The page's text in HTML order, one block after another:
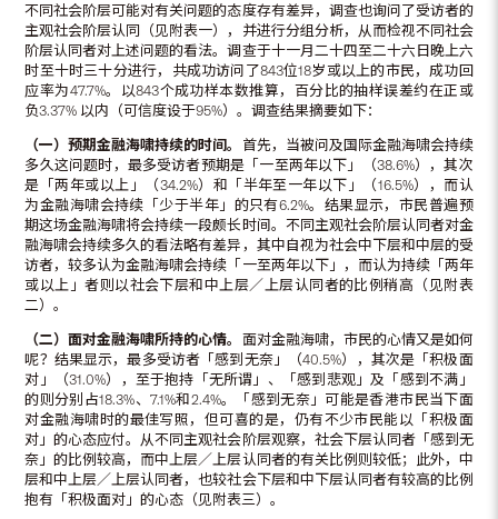
不同社会阶层可能对有关问题的态度存有差异，调查也询问了受访者的
主观社会阶层认同（见附表一），并进行分组分析，从而检视不同社会
阶层认同者对上述问题的看法。调查于十一月二十四至二十六日晚上六
时至十时三十分进行，共成功访问了843位18岁或以上的市民，成功回
应率为47.7%。以843个成功样本数推算，百分比的抽样误差约在正或
负3.37% 以内（可信度设于95%）。调查结果摘要如下：
（一）预期金融海啸持续的时间。 首先，当被问及国际金融海啸会持续
多久这问题时，最多受访者预期是「一至两年以下」（38.6%），其次
是「两年或以上」（34.2%）和「半年至一年以下」（16.5%），而认
为金融海啸会持续「少于半年」的只有6.2%。结果显示，市民普遍预
期这场金融海啸将会持续一段颇长时间。不同主观社会阶层认同者对金
融海啸会持续多久的看法略有差异，其中自视为社会中下层和中层的受
访者，较多认为金融海啸会持续「一至两年以下」，而认为持续「两年
或以上」者则以社会下层和中上层／上层认同者的比例稍高（见附表
二）。
（二）面对金融海啸所持的心情。 面对金融海啸，市民的心情又是如何
呢？结果显示，最多受访者「感到无奈」（40.5%），其次是「积极面
对」（31.0%），至于抱持「无所谓」、「感到悲观」及「感到不满」
的则分别占18.3%、7.1%和2.4%。「感到无奈」可能是香港市民当下面
对金融海啸时的最佳写照，但可喜的是，仍有不少市民能以「积极面
对」的心态应付。从不同主观社会阶层观察，社会下层认同者「感到无
奈」的比例较高，而中上层／上层认同者的有关比例则较低；此外，中
层和中上层／上层认同者，也较社会下层和中下层认同者有较高的比例
抱有「积极面对」的心态（见附表三）。